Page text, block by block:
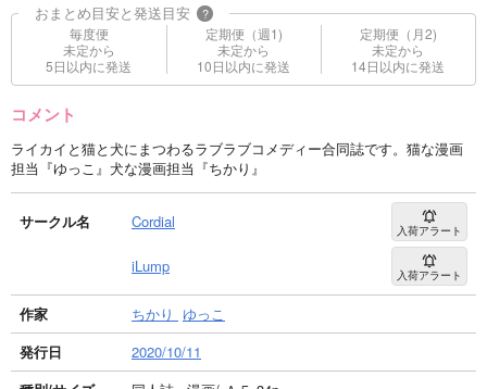
おまとめ目安と発送目安 ?
毎度便
未定から
5日以内に発送
定期便（週1)
未定から
10日以内に発送
定期便（月2)
未定から
14日以内に発送
コメント
ライカイと猫と犬にまつわるラブラブコメディー合同誌です。猫な漫画
担当『ゆっこ』犬な漫画担当『ちかり』
サークル名 Cordial 入荷アラート
iLump 入荷アラート
作家 ちかり ゆっこ
発行日
2020/10/11